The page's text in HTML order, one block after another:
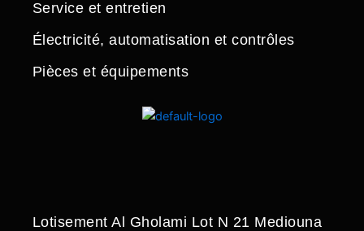
Service et entretien
Électricité, automatisation et contrôles
Pièces et équipements
Lotisement Al Gholami Lot N 21 Mediouna